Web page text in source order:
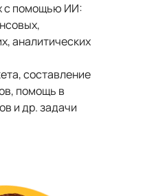
с помощью ИИ:
аналитических
составление
помощь в
и др. задачи